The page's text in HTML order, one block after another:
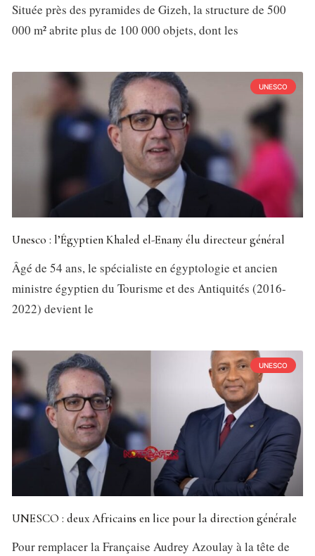
Située près des pyramides de Gizeh, la structure de 500
000 m² abrite plus de 100 000 objets, dont les
UNESCO
Unesco : l’Égyptien Khaled el-Enany élu directeur général
Âgé de 54 ans, le spécialiste en égyptologie et ancien
ministre égyptien du Tourisme et des Antiquités (2016-
2022) devient le
UNESCO
UNESCO : deux Africains en lice pour la direction générale
Pour remplacer la Française Audrey Azoulay à la tête de